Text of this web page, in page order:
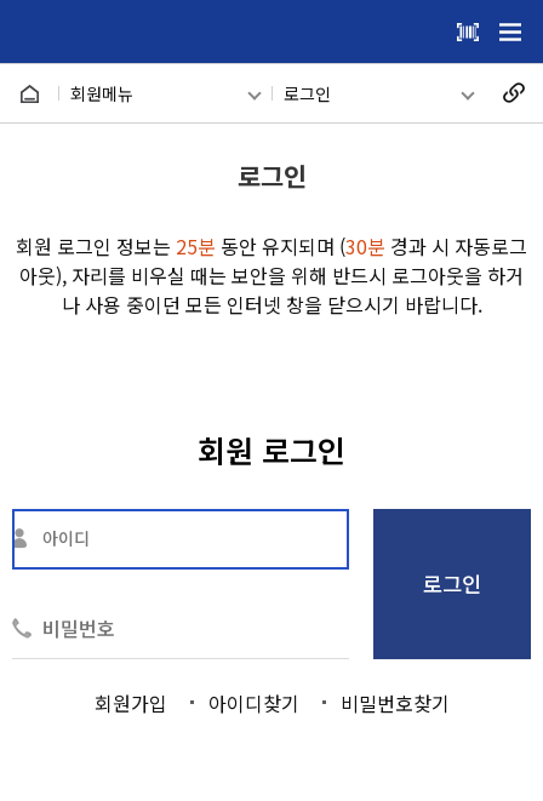
너
뛰
뉴
로그인
회원메뉴
온라인 예약
로그인
아이디찾기
회원 로그인 정보는 25분 동안 유지되며 (30분 경과 시 자동로그
아웃), 자리를 비우실 때는 보안을 위해 반드시 로그아웃을 하거
나 사용 중이던 모든 인터넷 창을 닫으시기 바랍니다.
회원 로그인
로그인
회원가입 아이디찾기 비밀번호찾기